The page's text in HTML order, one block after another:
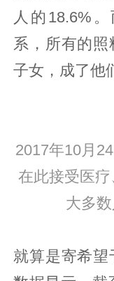
人的18.6%
系，所有的
子女，成了他
2017年10月
在此接受医
大多
就算是寄希望